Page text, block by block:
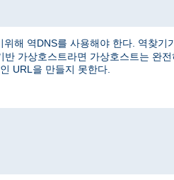
위해 역DNS를 사용해야 한다. 역찾
가상호스트라면 가상호스트는 완
URL을 만들지 못한다.